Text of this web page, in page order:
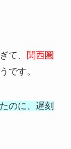
て、
関西圏
です。
のに、遅刻